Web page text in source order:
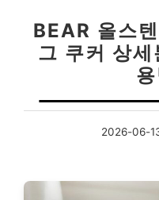
BEAR 올스
그 쿠커 상
2026-06-